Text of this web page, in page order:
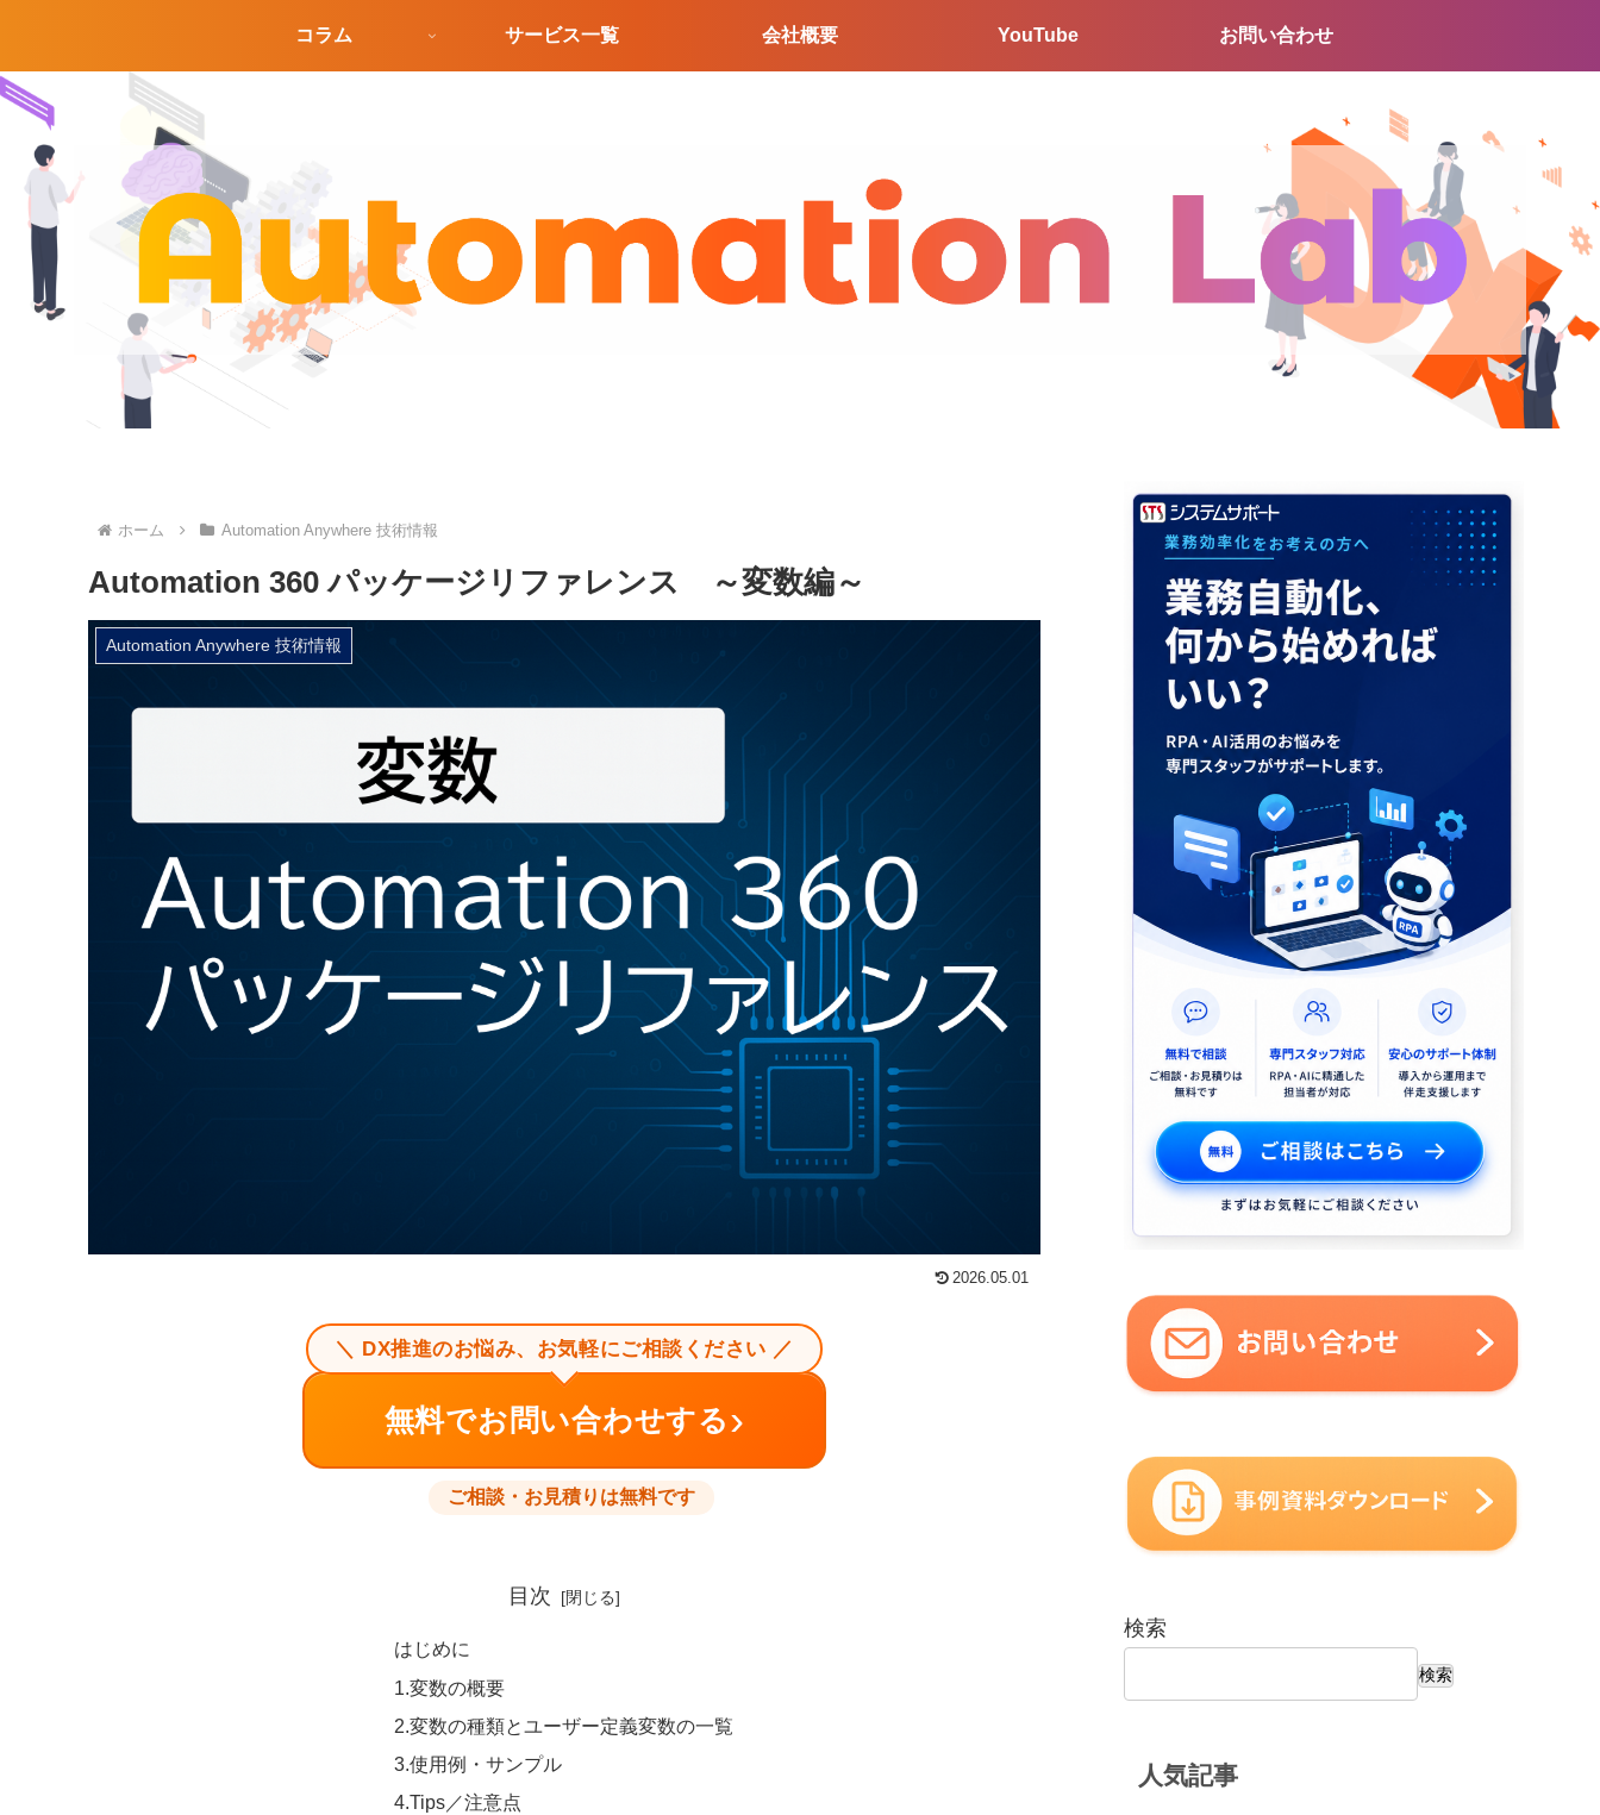
コラム サービス一覧 会社概要 YouTube お問い合わせ
ホーム Automation Anywhere 技術情報
Automation 360 パッケージリファレンス ～変数編～
Automation Anywhere 技術情報
2026.05.01
＼ DX推進のお悩み、お気軽にご相談ください ／
無料でお問い合わせする›
ご相談・お見積りは無料です
目次
はじめに
1.変数の概要
2.変数の種類とユーザー定義変数の一覧
3.使用例・サンプル
4.Tips／注意点
検索
検索
人気記事